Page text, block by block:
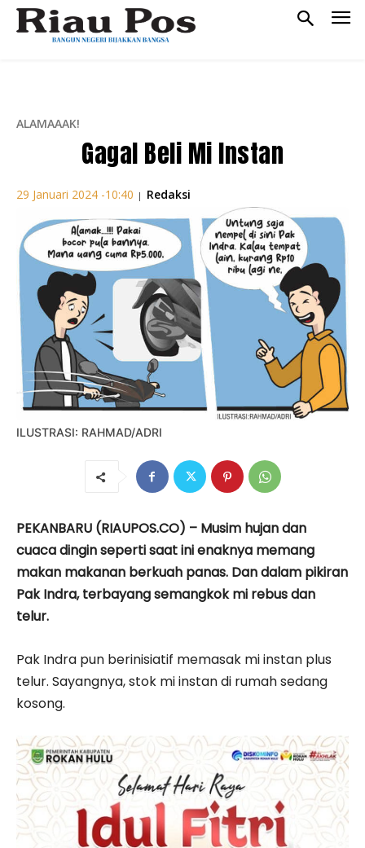
ALAMAAAK!
Gagal Beli Mi Instan
29 Januari 2024 -10:40 | Redaksi
ILUSTRASI: RAHMAD/ADRI
PEKANBARU (RIAUPOS.CO) – Musim hujan dan
cuaca dingin seperti saat ini enaknya memang
makan makanan berkuah panas. Dan dalam pikiran
Pak Indra, terbayang semangkok mi rebus dan
telur.
Pak Indra pun berinisiatif memasak mi instan plus
telur. Sayangnya, stok mi instan di rumah sedang
kosong.